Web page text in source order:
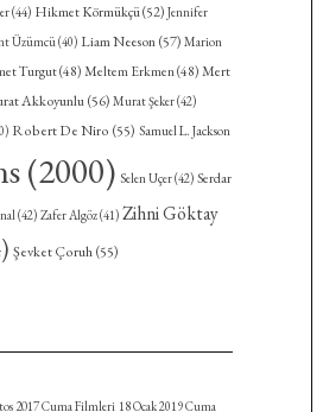
(44) Hikmet Körmükçü(52) Jennifer
Üzümcü(40) Liam Neeson(57) Marion
Turgut(48) Meltem Erkmen(48) Mert
Akkoyunlu(56) Murat Şeker(42)
Robert De Niro (55) Samuel L. Jackson
(2000) Selen Uçer(42) Serdar
(42) Zafer Algöz(41) Zihni Göktay
Şevket Çoruh(55)
2017 Cuma Filmleri 18 Ocak 2019 Cuma